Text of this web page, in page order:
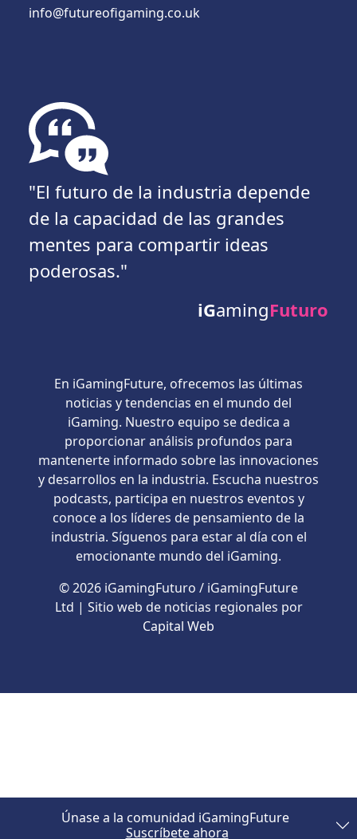
info@futureofigaming.co.uk
"El futuro de la industria depende
de la capacidad de las grandes
mentes para compartir ideas
poderosas."
iGamingFuturo
En iGamingFuture, ofrecemos las últimas
noticias y tendencias en el mundo del
iGaming. Nuestro equipo se dedica a
proporcionar análisis profundos para
mantenerte informado sobre las innovaciones
y desarrollos en la industria. Escucha nuestros
podcasts, participa en nuestros eventos y
conoce a los líderes de pensamiento de la
industria. Síguenos para estar al día con el
emocionante mundo del iGaming.
© 2026 iGamingFuturo / iGamingFuture
Ltd | Sitio web de noticias regionales por
Capital Web
Únase a la comunidad iGamingFuture
Suscríbete ahora